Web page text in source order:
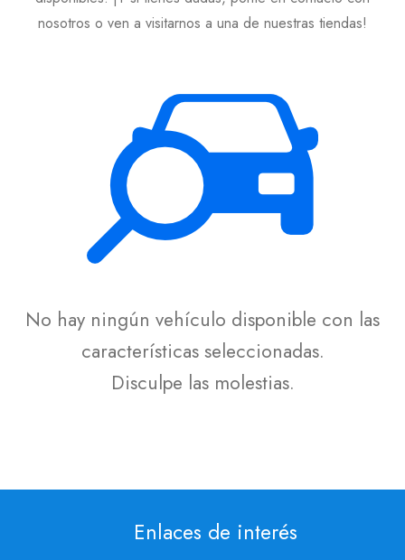
nosotros o ven a visitarnos a una de nuestras tiendas!
No hay ningún vehículo disponible con las
características seleccionadas.
Disculpe las molestias.
Enlaces de interés